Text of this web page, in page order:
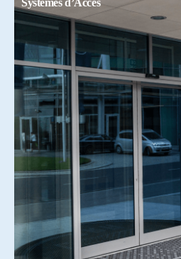
Systemes d’Accés